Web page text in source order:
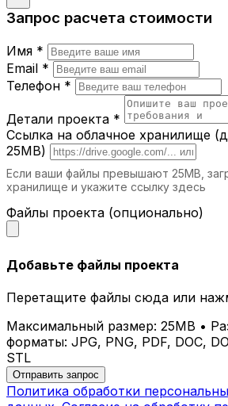
Запрос расчета стоимости
Имя *
Email *
Телефон *
Детали проекта *
Ссылка на облачное хранилище
25MB)
Если ваши файлы превышают 25MB,
хранилище и укажите ссылку здесь
Файлы проекта (опционально)
Добавьте файлы проекта
Перетащите файлы сюда или
Максимальный размер: 25MB •
форматы: JPG, PNG, PDF, DOC,
STL
Отправить запрос
Политика обработки